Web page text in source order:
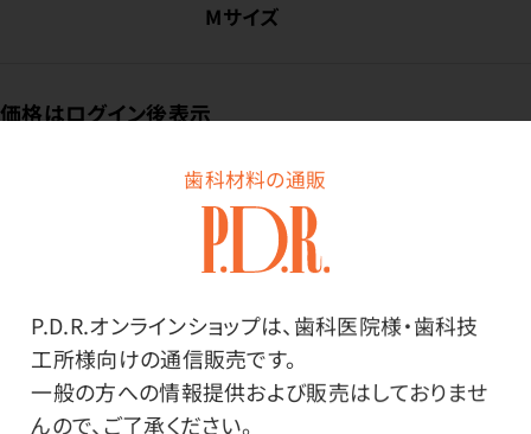
歯科材料の通販
P.D.R.オンラインショップは、歯科医院様・歯科技
工所様向けの通信販売です。
一般の方への情報提供および販売はしておりませ
んので、ご了承ください。
Mサイズ
価格はログイン後表示
商品番号：45-3298
在庫：○
内容量：